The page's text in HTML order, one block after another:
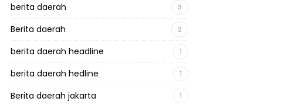
berita daerah 3
Berita daerah 2
berita daerah headline 1
berita daerah hedline 1
Berita daerah jakarta 1